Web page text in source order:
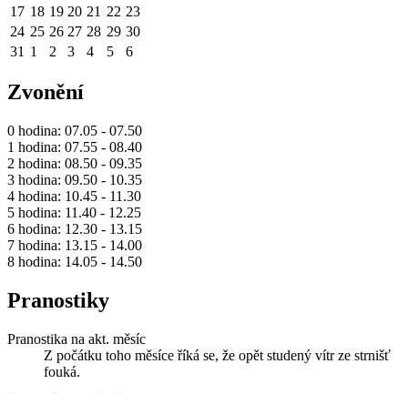
17 18 19 20 21 22 23
24 25 26 27 28 29 30
31 1 2 3 4 5 6
Zvonění
0 hodina: 07.05 - 07.50
1 hodina: 07.55 - 08.40
2 hodina: 08.50 - 09.35
3 hodina: 09.50 - 10.35
4 hodina: 10.45 - 11.30
5 hodina: 11.40 - 12.25
6 hodina: 12.30 - 13.15
7 hodina: 13.15 - 14.00
8 hodina: 14.05 - 14.50
Pranostiky
Pranostika na akt. měsíc
Z počátku toho měsíce říká se, že opět studený vítr ze strnišť
fouká.